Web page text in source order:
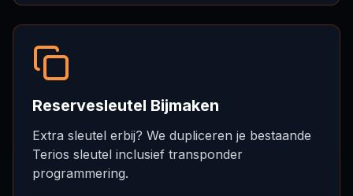
Reservesleutel Bijmaken
Extra sleutel erbij? We dupliceren je bestaande
Terios sleutel inclusief transponder
programmering.